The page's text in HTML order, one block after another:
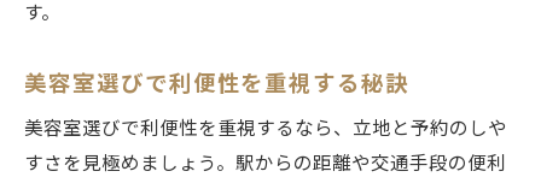
す。
美容室選びで利便性を重視する秘訣
美容室選びで利便性を重視するなら、立地と予約のしや
すさを見極めましょう。駅からの距離や交通手段の便利